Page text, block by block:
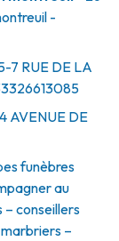
-
7 RUE DE LA
AVENUE DE
funèbres
au
– conseillers
–